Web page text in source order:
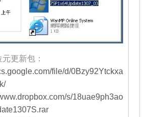
更新包：
file/d/0Bzy92Ytckxa
s/18uae9ph3ao